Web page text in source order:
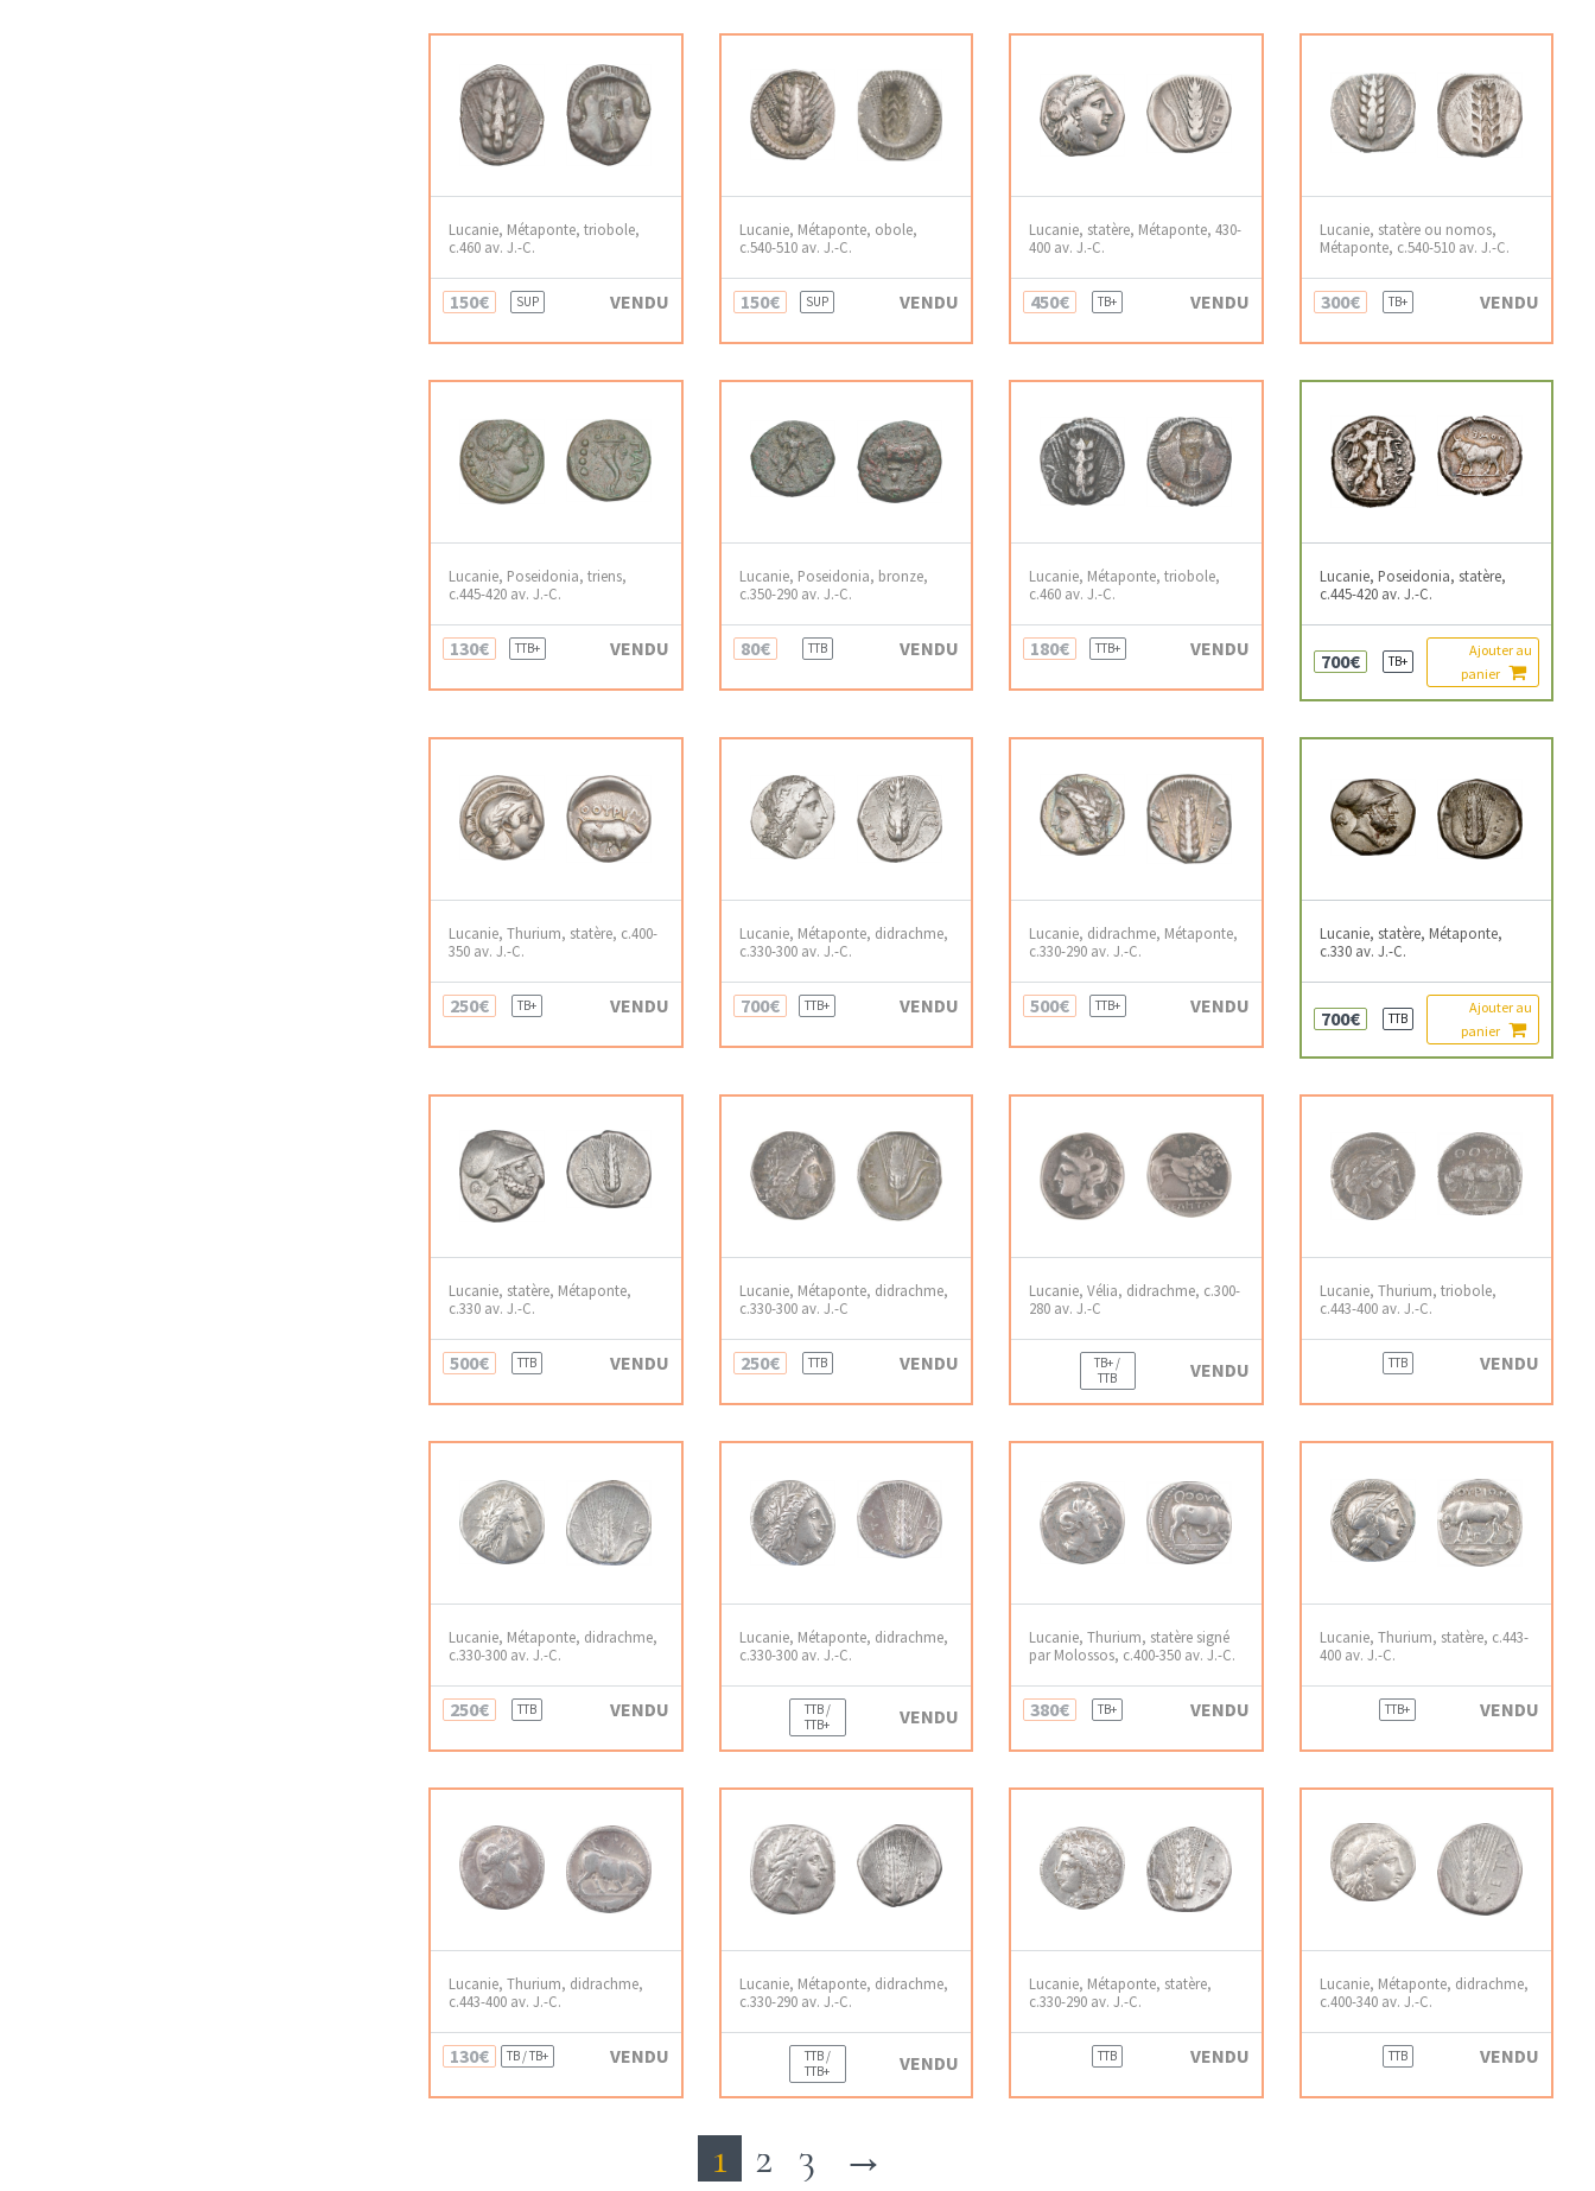
Lucanie, Métaponte, triobole,
c.460 av. J.-C.
150€ SUP VENDU
Lucanie, Métaponte, obole,
c.540-510 av. J.-C.
150€ SUP VENDU
Lucanie, statère, Métaponte, 430-
400 av. J.-C.
450€ TB+ VENDU
Lucanie, statère ou nomos,
Métaponte, c.540-510 av. J.-C.
300€ TB+ VENDU
Lucanie, Poseidonia, triens,
c.445-420 av. J.-C.
130€ TTB+ VENDU
Lucanie, Poseidonia, bronze,
c.350-290 av. J.-C.
80€ TTB VENDU
Lucanie, Métaponte, triobole,
c.460 av. J.-C.
180€ TTB+ VENDU
Lucanie, Poseidonia, statère,
c.445-420 av. J.-C.
700€ TB+
Ajouter au
panier
Lucanie, Thurium, statère, c.400-
350 av. J.-C.
250€ TB+ VENDU
Lucanie, Métaponte, didrachme,
c.330-300 av. J.-C.
700€ TTB+ VENDU
Lucanie, didrachme, Métaponte,
c.330-290 av. J.-C.
500€ TTB+ VENDU
Lucanie, statère, Métaponte,
c.330 av. J.-C.
700€ TTB
Ajouter au
panier
Lucanie, statère, Métaponte,
c.330 av. J.-C.
500€ TTB VENDU
Lucanie, Métaponte, didrachme,
c.330-300 av. J.-C
250€ TTB VENDU
Lucanie, Vélia, didrachme, c.300-
280 av. J.-C
TB+ /
TTB
VENDU
Lucanie, Thurium, triobole,
c.443-400 av. J.-C.
TTB VENDU
Lucanie, Métaponte, didrachme,
c.330-300 av. J.-C.
250€ TTB VENDU
Lucanie, Métaponte, didrachme,
c.330-300 av. J.-C.
TTB /
TTB+
VENDU
Lucanie, Thurium, statère signé
par Molossos, c.400-350 av. J.-C.
380€ TB+ VENDU
Lucanie, Thurium, statère, c.443-
400 av. J.-C.
TTB+ VENDU
Lucanie, Thurium, didrachme,
c.443-400 av. J.-C.
130€ TB / TB+ VENDU
Lucanie, Métaponte, didrachme,
c.330-290 av. J.-C.
TTB /
TTB+
VENDU
Lucanie, Métaponte, statère,
c.330-290 av. J.-C.
TTB VENDU
Lucanie, Métaponte, didrachme,
c.400-340 av. J.-C.
TTB VENDU
1 2 3 →